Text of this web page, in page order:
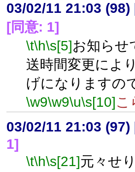
03/02/11 21:03 (98)
[同意: 1]
\t\h\s[5]お知らせ
送時間変更によ
げになりますの
\w9\w9\u\s[10]こ
03/02/11 21:03 (97)
1]
\t\h\s[21]元々せ